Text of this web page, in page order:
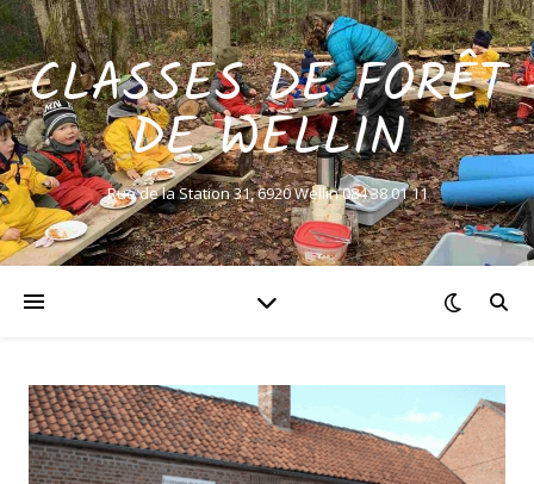
CLASSES DE FORÊT
DE WELLIN
Rue de la Station 31, 6920 Wellin 084 38 01 11